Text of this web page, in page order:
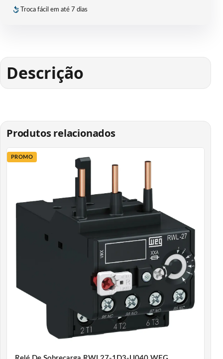
Troca fácil em até 7 dias
Descrição
Produtos relacionados
PROMO